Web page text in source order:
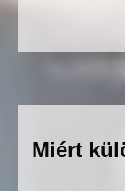
Miért